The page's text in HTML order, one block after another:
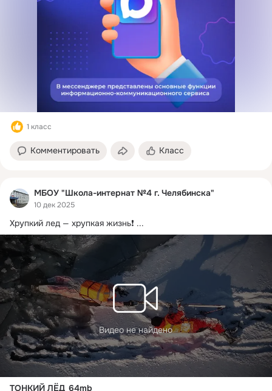
1 класс
Комментировать Класс
МБОУ "Школа-интернат №4 г. Челябинска"
10 дек 2025
Хрупкий лед — хрупкая жизнь❗️ ...
Видео не найдено
ТОНКИЙ ЛЁД_64mb